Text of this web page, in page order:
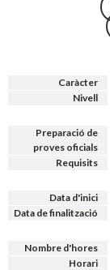
Caràcter
Nivell
Preparació de
proves oficials
Requisits
Data d'inici
Data de finalització
Nombre d'hores
Horari